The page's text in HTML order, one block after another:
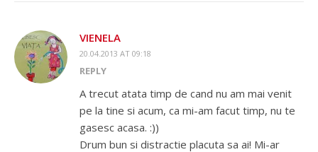
VIENELA
20.04.2013 AT 09:18
REPLY
A trecut atata timp de cand nu am mai venit
pe la tine si acum, ca mi-am facut timp, nu te
gasesc acasa. :))
Drum bun si distractie placuta sa ai! Mi-ar